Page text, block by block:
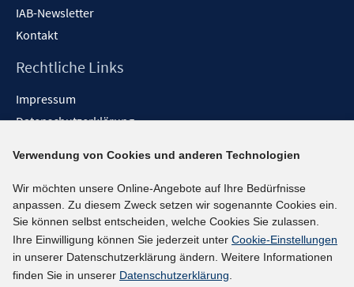
IAB-Newsletter
Kontakt
Rechtliche Links
Impressum
Datenschutzerklärung
Barrieren melden
Social-Media-Kanäle
BlueSky
YouTube
LinkedIn
Verwendung von Cookies und anderen Technologien
Wir möchten unsere Online-Angebote auf Ihre Bedürfnisse
anpassen. Zu diesem Zweck setzen wir sogenannte Cookies ein.
Sie können selbst entscheiden, welche Cookies Sie zulassen.
Ihre Einwilligung können Sie jederzeit unter Cookie-Einstellungen
in unserer Datenschutzerklärung ändern. Weitere Informationen
finden Sie in unserer Datenschutzerklärung.